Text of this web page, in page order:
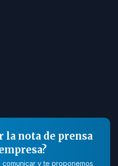
la nota de prensa
y te proponemos